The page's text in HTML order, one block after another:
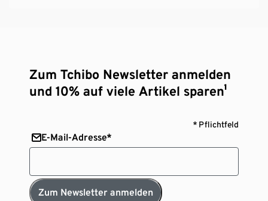
Zum Tchibo Newsletter anmelden
und 10% auf viele Artikel sparen¹
* Pflichtfeld
E-Mail-Adresse*
Zum Newsletter anmelden